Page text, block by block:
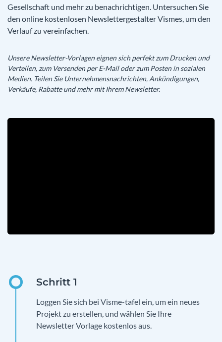
Gesellschaft und mehr zu benachrichtigen. Untersuchen Sie
den online kostenlosen Newslettergestalter Vismes, um den
Verlauf zu vereinfachen.
Unsere Newsletter-Vorlagen eignen sich perfekt zum Drucken und
Verteilen, zum Versenden per E-Mail oder zum Posten in sozialen
Medien. Teilen Sie Unternehmensnachrichten, Ankündigungen,
Verkäufe, Rabatte und mehr mit Ihrem Newsletter.
Loggen Sie sich bei Visme-tafel ein, um ein neues
Projekt zu erstellen, und wählen Sie Ihre
Newsletter Vorlage kostenlos aus.